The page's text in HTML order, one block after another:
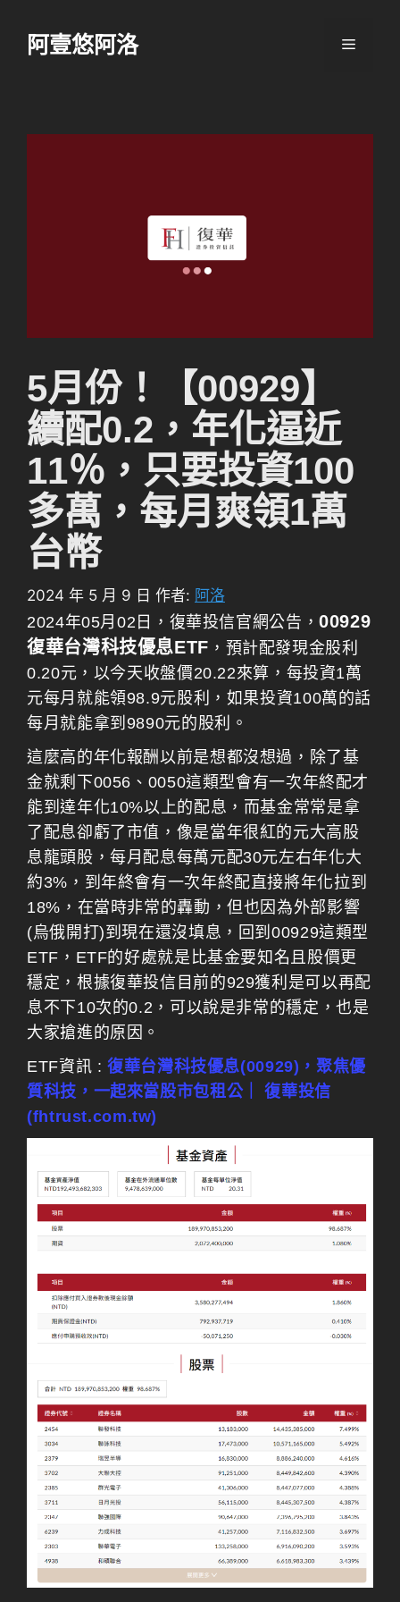
阿壹悠阿洛 選
5月份！【00929】
續配0.2，年化逼近
11％，只要投資100
多萬，每月爽領1萬
台幣
2024 年 5 月 9 日 作者: 阿洛
2024年05月02日，復華投信官網公告，00929
復華台灣科技優息ETF ，預計配發現金股利
0.20元，以今天收盤價20.22來算，每投資1萬
元每月就能領98.9元股利，如果投資100萬的話
每月就能拿到9890元的股利。
這麼高的年化報酬以前是想都沒想過，除了基
金就剩下0056、0050這類型會有一次年終配才
能到達年化10%以上的配息，而基金常常是拿
了配息卻虧了市值，像是當年很紅的元大高股
息龍頭股，每月配息每萬元配30元左右年化大
約3%，到年終會有一次年終配直接將年化拉到
18%，在當時非常的轟動，但也因為外部影響
(烏俄開打)到現在還沒填息，回到00929這類型
ETF，ETF的好處就是比基金要知名且股價更
穩定，根據復華投信目前的929獲利是可以再配
息不下10次的0.2，可以說是非常的穩定，也是
大家搶進的原因。
ETF資訊 :復華台灣科技優息(00929)，聚焦優
質科技，一起來當股市包租公｜ 復華投信
(fhtrust.com.tw)